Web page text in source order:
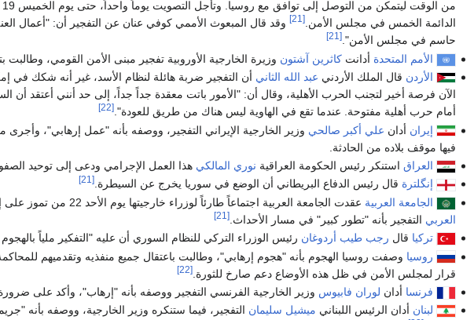
الدائمة الخمس في مجلس الأمن.[21]
وقد قال المبعوث الأممي كوفي عنان عن التفجير أن: "أعمال
حاسم في مجلس الأمن".[21]
الأمم المتحدة أدانتكاثرين آشتون وزيرة الخارجية الأوروبية تفجير مبنى الأمن القومي،
الأردن قال الملك الأردني عبد الله الثاني أن التفجير ضربة هائلة لنظام الأسد، غير أنه شكك في
الآن فرصة أخير لتجنب الحرب الأهلية، وقال أن: "الأمور باتت معقدة جداً جداً، إلى حد أنني أعتقد أن
أمام حرب أهلية مفتوحة. عندما تقع في الهاوية ليس هناك من طريق للعودة".[22]
إيران أدان علي أكبر صالحي وزير الخارجية الإيراني التفجير، ووصفه بأنه "عمل إرهابي"، وأجرى
فيها موقف بلاده من الحادثة.
العراق استنكر رئيس الحكومة العراقية نوري المالكي هذا العمل الإجرامي ودعى إلى توحيد
إنگلترة قال رئيس الدفاع البريطاني أن الوضع في سوريا يخرج عن السيطرة.[21]
الجامعة العربية عقدت الجامعة العربية اجتماعاً طارئاً لوزراء خارجيتها يوم الأحد 22 من تموز على إثر التفجير لمناقشة الملف السوري. ووصف أمينها العام
العربي التفجير بأنه "تطور كبير" في مسار الأحداث.[21]
تركيا قال رجب طيب أردوغان رئيس الوزراء التركي للنظام السوري أن عليه "التفكير ملياً
روسيا وصفت روسيا الهجوم بأنه "هجوم إرهابي"، وطالبت باعتقال جميع منفذيه وتقدميهم
قرار لمجلس الأمن في ظل هذه الأوضاع دعم صارخ للثورة.[22]
فرنسا أدان لوران فابيوس وزير الخارجية الفرنسي التفجير ووصفه بأنه "إرهاب"، وأكد على
لبنان أدان الرئيس اللبناني ميشيل سليمان التفجير، فيما ستنكره وزير الخارجية، ووصفه بأنه